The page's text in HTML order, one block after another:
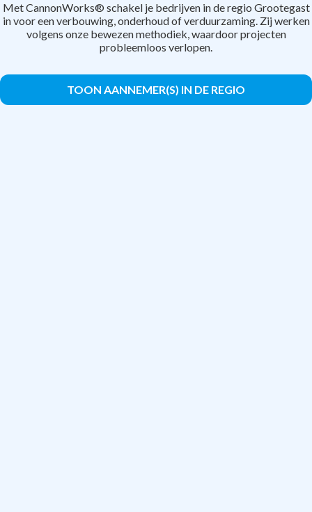
Met CannonWorks® schakel je bedrijven in de regio Grootegast
in voor een verbouwing, onderhoud of verduurzaming. Zij werken
volgens onze bewezen methodiek, waardoor projecten
probleemloos verlopen.
TOON AANNEMER(S) IN DE REGIO